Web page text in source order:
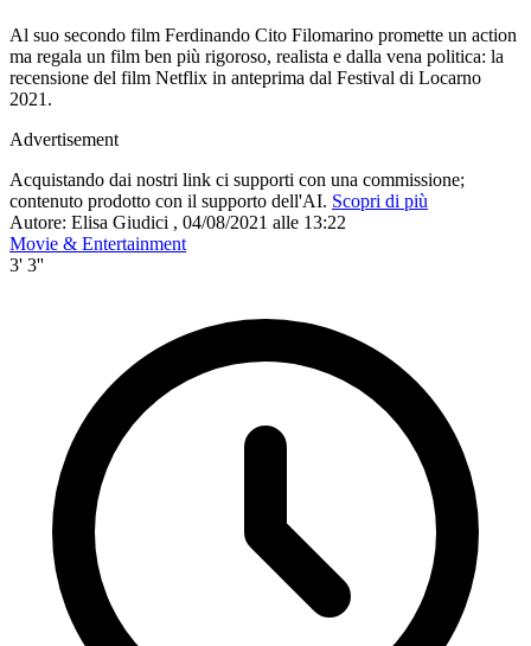
Al suo secondo film Ferdinando Cito Filomarino promette un action
ma regala un film ben più rigoroso, realista e dalla vena politica: la
recensione del film Netflix in anteprima dal Festival di Locarno
2021.
Advertisement
Acquistando dai nostri link ci supporti con una commissione;
contenuto prodotto con il supporto dell'AI. Scopri di più
Autore: Elisa Giudici , 04/08/2021 alle 13:22
Movie & Entertainment
3' 3''